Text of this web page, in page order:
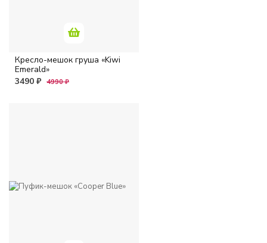
Кресло-мешок груша «Kiwi
Emerald»
3490 ₽ 4990 ₽